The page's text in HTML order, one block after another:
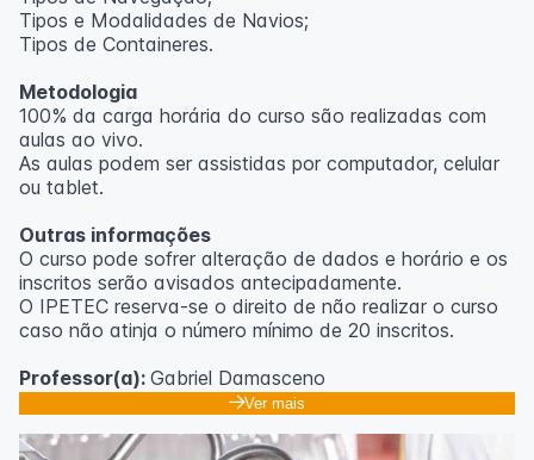
Outras informações
inscritos serão avisados ​​antecipadamente.
O IPETEC reserva-se o direito de não realizar o curso
caso não atinja o número mínimo de 20 inscritos.
Professora:
Tipos e Modalidades de Navios;
Tipos de Containeres.
Metodologia
100% da carga horária do curso são realizadas com
aulas ao vivo.
As aulas podem ser assistidas por computador, celular
ou tablet.
Outras informações
O curso pode sofrer alteração de dados e horário e os
inscritos serão avisados ​​antecipadamente.
O IPETEC reserva-se o direito de não realizar o curso
caso não atinja o número mínimo de 20 inscritos.
Professor(a): Gabriel Damasceno
Ver mais